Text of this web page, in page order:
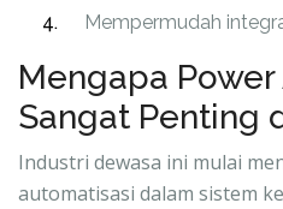
Mempermudah
Mengapa
Sangat Penting
Industri dewasa ini mulai
automatisasi dalam sistem